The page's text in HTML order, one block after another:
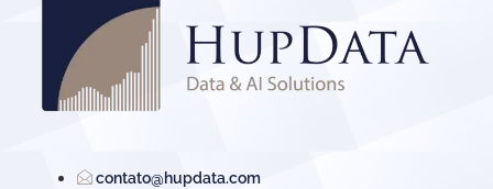
contato@hupdata.com